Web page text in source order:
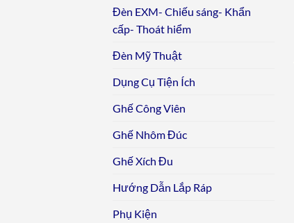
Đèn EXM- Chiếu sáng- Khẩn
cấp- Thoát hiểm
Đèn Mỹ Thuật
Dụng Cụ Tiện Ích
Ghế Công Viên
Ghế Nhôm Đúc
Ghế Xích Đu
Hướng Dẫn Lắp Ráp
Phụ Kiện